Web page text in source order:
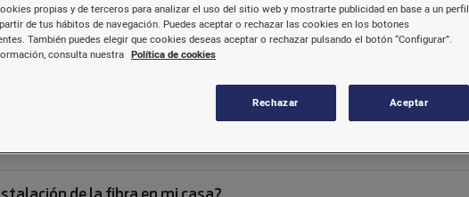
con nosotros de distintas formas.
propias y de terceros para analizar el uso del sitio web y mostrarte publicidad en base a un perfil
de tus hábitos de navegación. Puedes aceptar o rechazar las cookies en los botones
También puedes elegir que cookies deseas aceptar o rechazar pulsando el botón “Configurar”.
consulta nuestra Política de cookies
Rechazar Aceptar